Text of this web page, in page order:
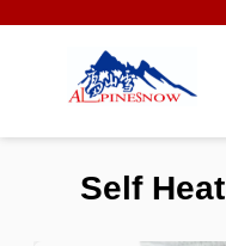
Self